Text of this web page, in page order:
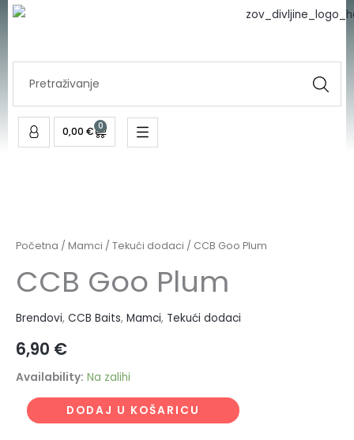
Skip
0,00 € 0
Cart
Početna / Mamci / Tekući dodaci / CCB Goo Plum
CCB Goo Plum
Brendovi, CCB Baits, Mamci, Tekući dodaci
6,90 €
Availability: Na zalihi
Plum
DODAJ U KOŠARICU
količina